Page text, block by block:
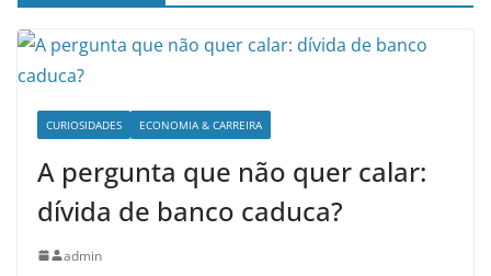
CURIOSIDADES ECONOMIA & CARREIRA
A pergunta que não quer calar:
dívida de banco caduca?
admin